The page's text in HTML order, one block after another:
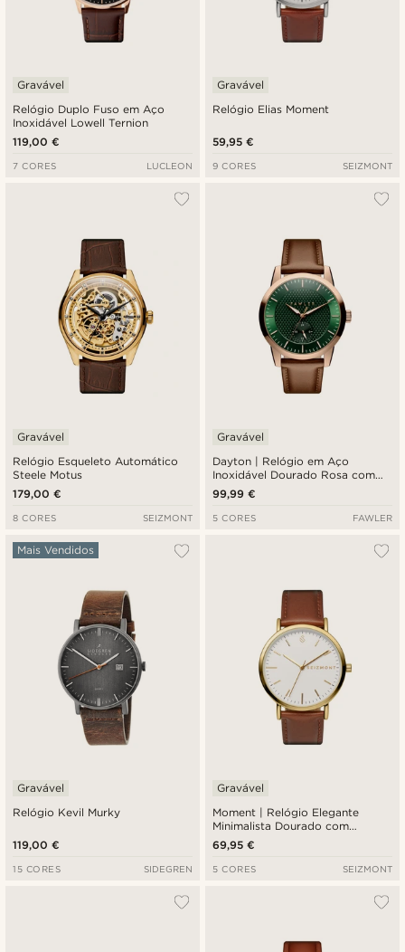
Relógio Duplo Fuso em Aço
Inoxidável Lowell Ternion
Gravável
119,00 €
7 CORES LUCLEON
Relógio Elias Moment
Gravável
59,95 €
9 CORES SEIZMONT
Relógio Esqueleto Automático
Steele Motus
Gravável
179,00 €
8 CORES SEIZMONT
Dayton | Relógio em Aço
Inoxidável Dourado Rosa com
Mostrador Verde Texturizado
Gravável
99,99 €
5 CORES FAWLER
Relógio Kevil Murky
Mais Vendidos
Gravável
119,00 €
15 CORES SIDEGREN
Moment | Relógio Elegante
Minimalista Dourado com
Movimento de Quartzo
Analógico, Mostrador Branco e
Pulseira em Pele Ferrugem
Gravável
69,95 €
5 CORES SEIZMONT